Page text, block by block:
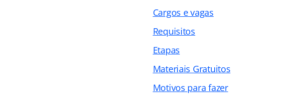
Cargos e vagas
Requisitos
Etapas
Materiais Gratuitos
Motivos para fazer